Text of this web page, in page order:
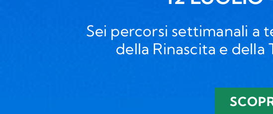
Sei percorsi settimanali a
della Rinascita e della